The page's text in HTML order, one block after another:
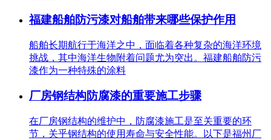
福建船舶防污漆对船舶带来哪些保护作用
船舶长期航行于海洋之中，面临着各种复杂的海洋环境
挑战，其中海洋生物附着问题尤为突出。福建船舶防污
漆作为一种特殊的涂料
厂房钢结构防腐漆的重要施工步骤
在厂房钢结构的维护中，防腐漆施工是至关重要的环
节，关乎钢结构的使用寿命与安全性能。以下是福州厂